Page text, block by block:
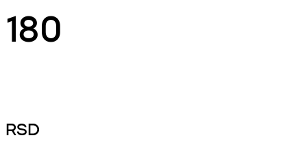
180
RSD